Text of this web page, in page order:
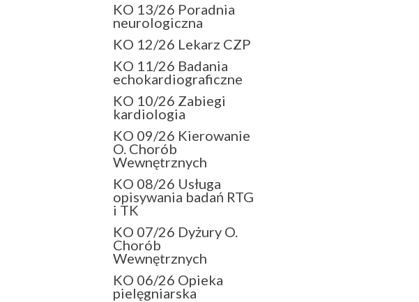
KO 13/26 Poradnia
neurologiczna
KO 12/26 Lekarz CZP
KO 11/26 Badania
echokardiograficzne
KO 10/26 Zabiegi
kardiologia
KO 09/26 Kierowanie
O. Chorób
Wewnętrznych
KO 08/26 Usługa
opisywania badań RTG
i TK
KO 07/26 Dyżury O.
Chorób
Wewnętrznych
KO 06/26 Opieka
pielęgniarska